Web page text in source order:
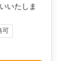
いたしま
可